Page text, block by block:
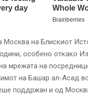
Москва на Блискиот
особено откако
мрежата на
на Башар ал-Асад
поддржан и од